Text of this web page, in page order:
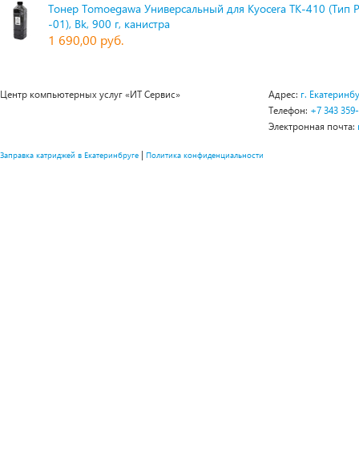
Тонер Tomoegawa Универсальный для Kyocera TK-410 (Тип
-01), Bk, 900 г, канистра
1 690,00 руб.
Центр компьютерных услуг «ИТ Сервис» Адрес: г.
Телефон: +7 343
Электронная почта:
Заправка катриджей в Екатеринбруге | Политика конфиденциальности